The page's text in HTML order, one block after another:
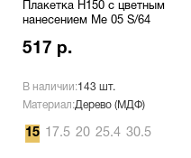
Плакетка H150 с цветным
нанесением Me 05 S/64
517 р.
В наличии:143 шт.
Материал:Дерево (МДФ)
15 17.5 20 25.4 30.5